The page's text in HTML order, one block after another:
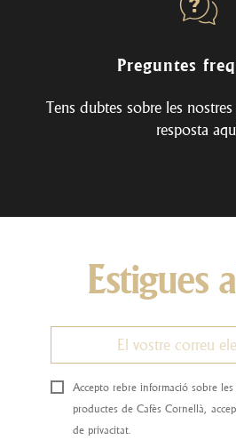
Preguntes
Tens dubtes sobre les
resposta
Estigues
Accepto rebre informació sobre les
productes de Cafès Cornellà,
de privacitat.